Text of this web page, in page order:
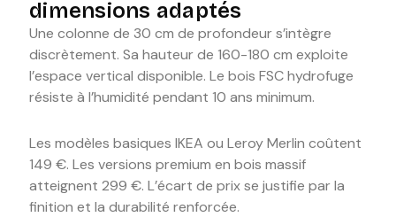
dimensions adaptés
Une colonne de 30 cm de profondeur s’intègre
discrètement. Sa hauteur de 160-180 cm exploite
l’espace vertical disponible. Le bois FSC hydrofuge
résiste à l’humidité pendant 10 ans minimum.
Les modèles basiques IKEA ou Leroy Merlin coûtent
149 €. Les versions premium en bois massif
atteignent 299 €. L’écart de prix se justifie par la
finition et la durabilité renforcée.